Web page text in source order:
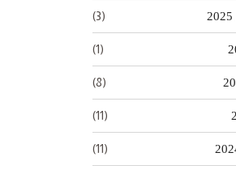
(3)
(1)
(8)
(11)
(11)